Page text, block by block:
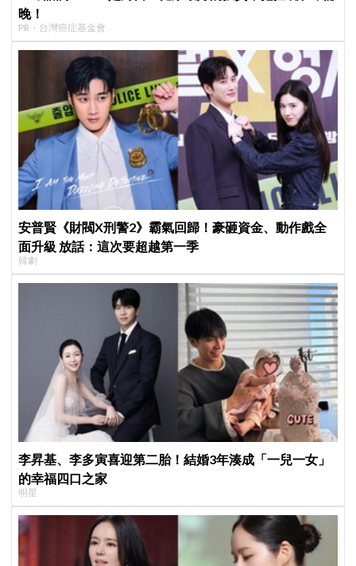
晚！
PR・台灣癌症基金會
安普賢《財閥X刑警2》霸氣回歸！豪砸資金、動作戲全
面升級 放話：這次要超越第一季
韓劇
李昇基、李多寅喜迎第二胎！結婚3年湊成「一兒一女」
的幸福四口之家
明星